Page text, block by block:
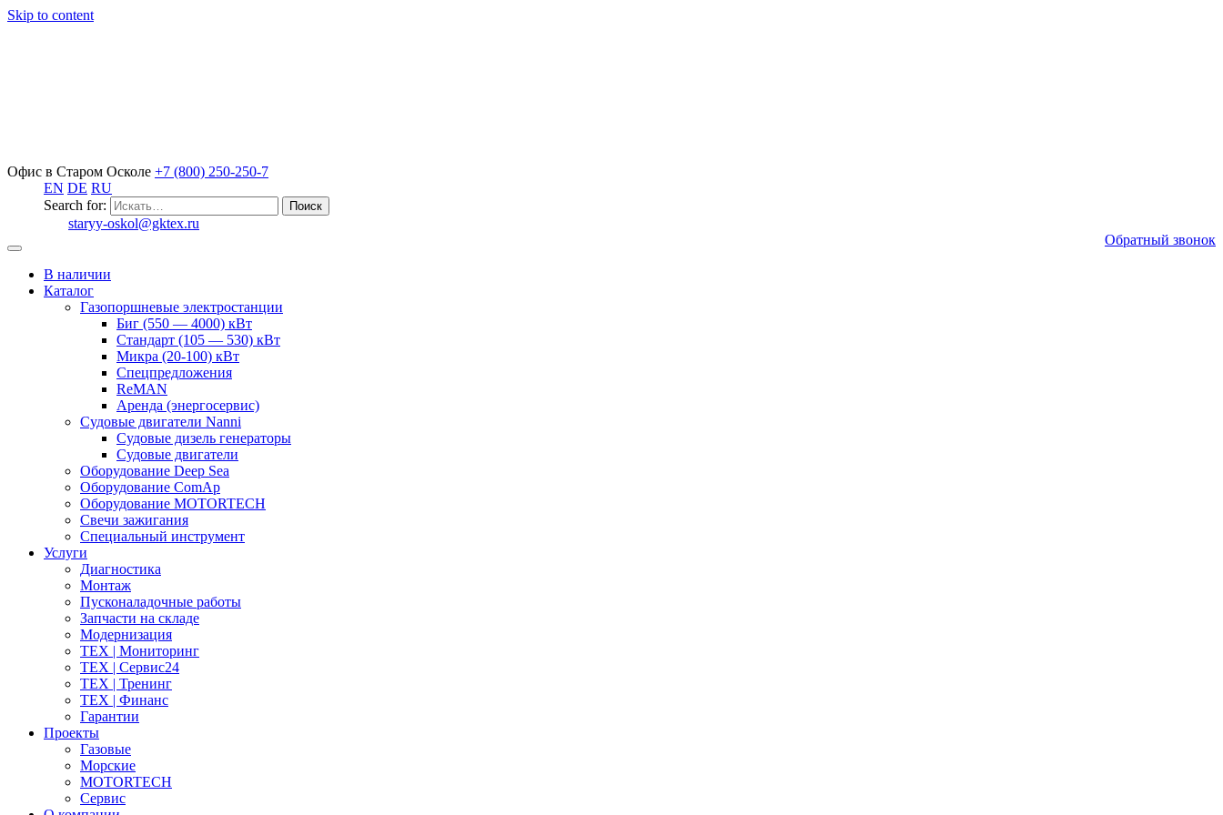
Skip to content
Офис в Старом Осколе +7 (800) 250-250-7
EN DE RU
Search for:
staryy-oskol@gktex.ru
Обратный звонок
В наличии
Каталог
Газопоршневые электростанции
Биг (550 — 4000) кВт
Стандарт (105 — 530) кВт
Микра (20-100) кВт
Спецпредложения
ReMAN
Аренда (энергосервис)
Судовые двигатели Nanni
Судовые дизель генераторы
Судовые двигатели
Оборудование Deep Sea
Оборудование ComAp
Оборудование MOTORTECH
Свечи зажигания
Специальный инструмент
Услуги
Диагностика
Монтаж
Пусконаладочные работы
Запчасти на складе
Модернизация
ТЕХ | Мониторинг
ТЕХ | Сервис24
ТЕХ | Тренинг
ТЕХ | Финанс
Гарантии
Проекты
Газовые
Морские
MOTORTECH
Сервис